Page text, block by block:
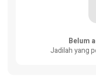
Belum
Jadilah yang